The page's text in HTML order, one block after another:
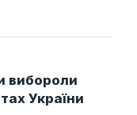
вибороли
України